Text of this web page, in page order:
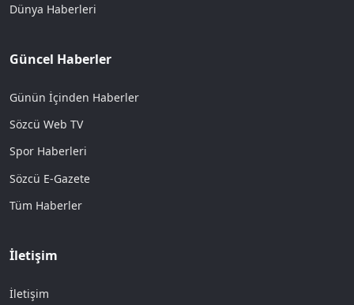
Dünya Haberleri
Güncel Haberler
Günün İçinden Haberler
Sözcü Web TV
Spor Haberleri
Sözcü E-Gazete
Tüm Haberler
İletişim
İletişim